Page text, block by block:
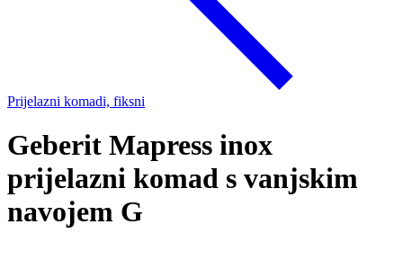
Prijelazni komadi, fiksni
Geberit Mapress inox
prijelazni komad s vanjskim
navojem G